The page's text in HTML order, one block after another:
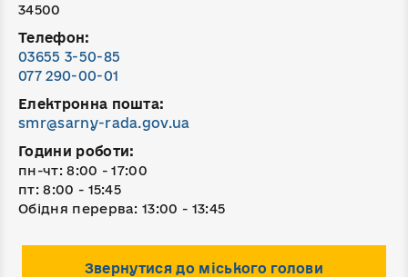
34500
Телефон:
03655 3-50-85
077 290-00-01
Електронна пошта:
smr@sarny-rada.gov.ua
Години роботи:
пн-чт: 8:00 - 17:00
пт: 8:00 - 15:45
Обідня перерва: 13:00 - 13:45
Звернутися до міського голови